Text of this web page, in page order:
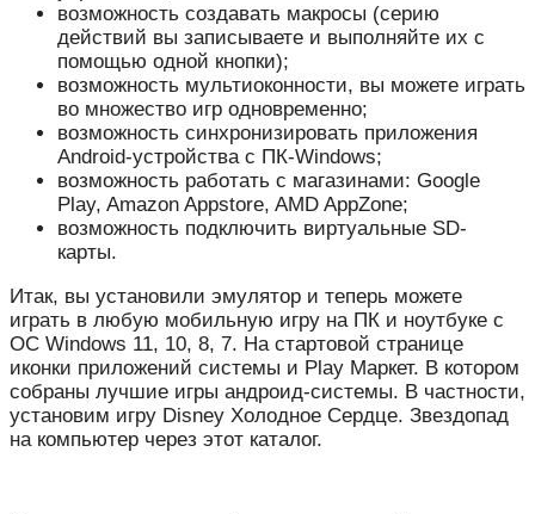
возможность создавать макросы (серию
действий вы записываете и выполняйте их с
помощью одной кнопки);
возможность мультиоконности, вы можете играть
во множество игр одновременно;
возможность синхронизировать приложения
Android-устройства с ПК-Windows;
возможность работать с магазинами: Google
Play, Amazon Appstore, AMD AppZone;
возможность подключить виртуальные SD-
карты.
Итак, вы установили эмулятор и теперь можете
играть в любую мобильную игру на ПК и ноутбуке с
ОС Windows 11, 10, 8, 7. На стартовой странице
иконки приложений системы и Play Маркет. В котором
собраны лучшие игры андроид-системы. В частности,
установим игру Disney Холодное Сердце. Звездопад
на компьютер через этот каталог.